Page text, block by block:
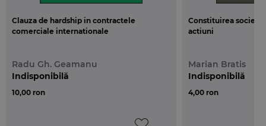
Clauza de hardship in contractele
comerciale internationale
Radu Gh. Geamanu
10,00 ron
Indisponibilă
Constituirea
actiuni
Marian Bratis
4,00 ron
Indisponibilă